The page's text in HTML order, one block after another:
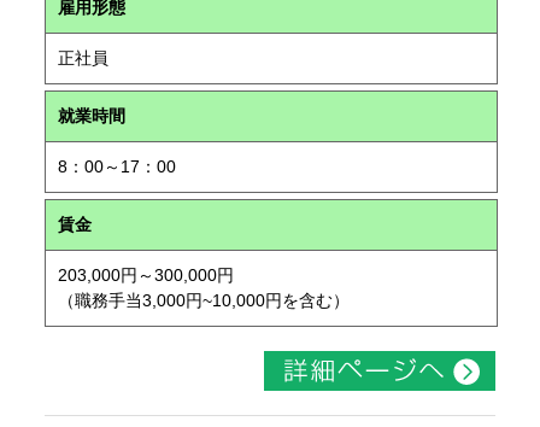
雇用形態
正社員
就業時間
8：00～17：00
賃金
203,000円～300,000円
（職務手当3,000円~10,000円を含む）